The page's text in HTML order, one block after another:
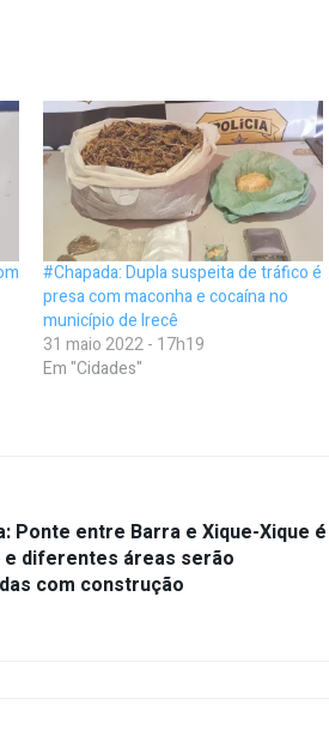
#Chapada: Dupla suspeita de tráfico é
presa com maconha e cocaína no
município de Irecê
31 maio 2022 - 17h19
Em "Cidades"
Ponte entre Barra e Xique-Xique é
diferentes áreas serão
com construção